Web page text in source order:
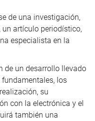
de una investigación,
un artículo periodístico,
especialista en la
de un desarrollo llevado
los
su
con la electrónica y el
también una